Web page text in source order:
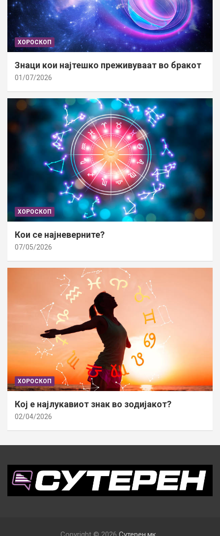
ХОРОСКОП
Знаци кои најтешко преживуваат во бракот
01/07/2026
ХОРОСКОП
Кои се најневерните?
07/05/2026
ХОРОСКОП
Кој е најлукавиот знак во зодијакот?
02/04/2026